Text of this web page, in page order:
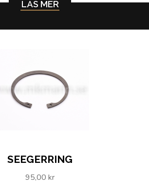
LÄS MER
SEEGERRING
95,00 kr